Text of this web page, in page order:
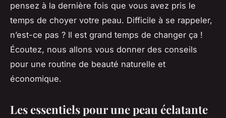
pensez à la dernière fois que vous avez pris le
temps de choyer votre peau. Difficile à se rappeler,
n’est-ce pas ? Il est grand temps de changer ça !
Écoutez, nous allons vous donner des conseils
pour une routine de beauté naturelle et
économique.
Les essentiels pour une peau éclatante